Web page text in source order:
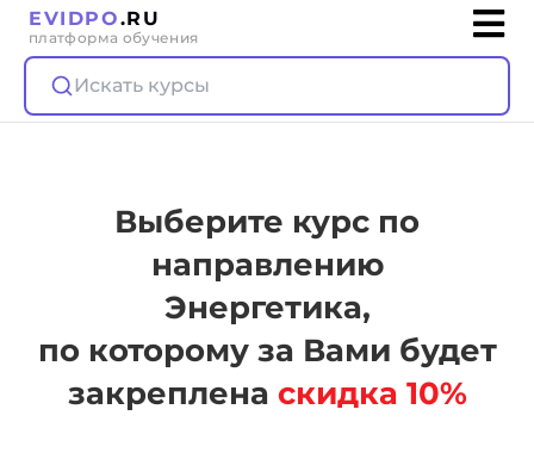
EVIDPO.RU
платформа обучения
Искать курсы
Выберите курс по
направлению
Энергетика,
по которому за Вами будет
закреплена скидка 10%